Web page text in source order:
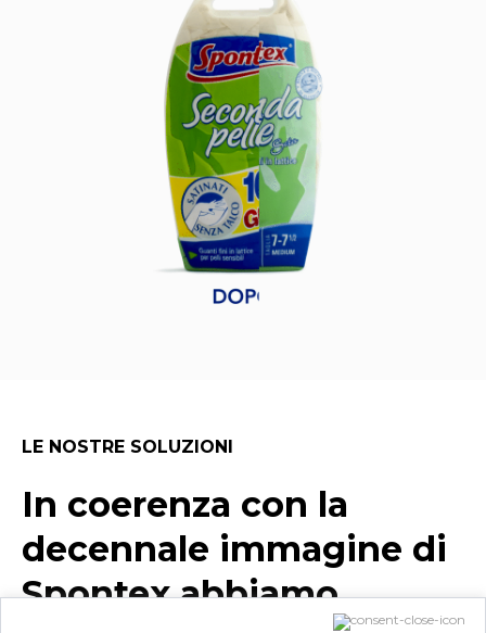
LE NOSTRE SOLUZIONI
In coerenza con la
decennale immagine di
Spontex abbiamo